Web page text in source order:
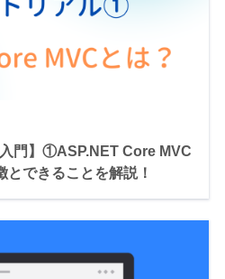
門】①ASP.NET Core MVC
とできることを解説！